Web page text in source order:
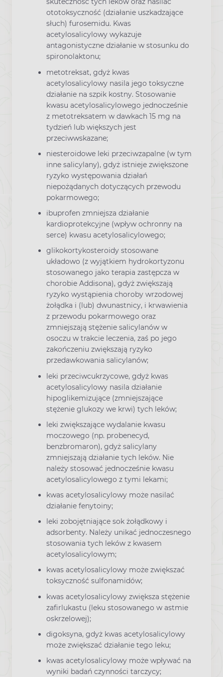
ototoksyczność (działanie uszkadzające
słuch) furosemidu. Kwas
acetylosalicylowy wykazuje
antagonistyczne działanie w stosunku do
spironolaktonu;
metotreksat, gdyż kwas
acetylosalicylowy nasila jego toksyczne
działanie na szpik kostny. Stosowanie
kwasu acetylosalicylowego jednocześnie
z metotreksatem w dawkach 15 mg na
tydzień lub większych jest
przeciwwskazane;
niesteroidowe leki przeciwzapalne (w tym
inne salicylany), gdyż istnieje zwiększone
ryzyko występowania działań
niepożądanych dotyczących przewodu
pokarmowego;
ibuprofen zmniejsza działanie
kardioprotekcyjne (wpływ ochronny na
serce) kwasu acetylosalicylowego;
glikokortykosteroidy stosowane
układowo (z wyjątkiem hydrokortyzonu
stosowanego jako terapia zastępcza w
chorobie Addisona), gdyż zwiększają
ryzyko wystąpienia choroby wrzodowej
żołądka i (lub) dwunastnicy, i krwawienia
z przewodu pokarmowego oraz
zmniejszają stężenie salicylanów w
osoczu w trakcie leczenia, zaś po jego
zakończeniu zwiększają ryzyko
przedawkowania salicylanów;
leki przeciwcukrzycowe, gdyż kwas
acetylosalicylowy nasila działanie
hipoglikemizujące (zmniejszające
stężenie glukozy we krwi) tych leków;
leki zwiększające wydalanie kwasu
moczowego (np. probenecyd,
benzbromaron), gdyż salicylany
zmniejszają działanie tych leków. Nie
należy stosować jednocześnie kwasu
acetylosalicylowego z tymi lekami;
kwas acetylosalicylowy może nasilać
działanie fenytoiny;
leki zobojętniające sok żołądkowy i
adsorbenty. Należy unikać jednoczesnego
stosowania tych leków z kwasem
acetylosalicylowym;
kwas acetylosalicylowy może zwiększać
toksyczność sulfonamidów;
kwas acetylosalicylowy zwiększa stężenie
zafirlukastu (leku stosowanego w astmie
oskrzelowej);
digoksyna, gdyż kwas acetylosalicylowy
może zwiększać działanie tego leku;
kwas acetylosalicylowy może wpływać na
wyniki badań czynności tarczycy;